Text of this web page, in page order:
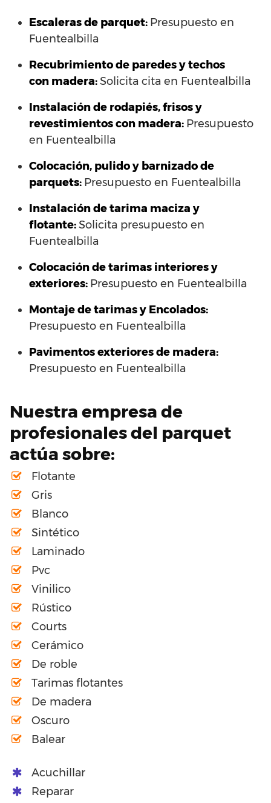
Escaleras de parquet: Presupuesto en
Fuentealbilla
Recubrimiento de paredes y techos
con madera:Solicita cita en Fuentealbilla
Instalación de rodapiés, frisos y
revestimientos con madera: Presupuesto
en Fuentealbilla
Colocación, pulido y barnizado de
parquets: Presupuesto en Fuentealbilla
Instalación de tarima maciza y
flotante:Solicita presupuesto en
Fuentealbilla
Colocación de tarimas interiores y
exteriores: Presupuesto en Fuentealbilla
Montaje de tarimas y Encolados:
Presupuesto en Fuentealbilla
Pavimentos exteriores de madera:
Presupuesto en Fuentealbilla
Nuestra empresa de
profesionales del parquet
actúa sobre:
Flotante
Gris
Blanco
Sintético
Laminado
Pvc
Vinilico
Rústico
Courts
Cerámico
De roble
Tarimas flotantes
De madera
Oscuro
Balear
Acuchillar
Reparar